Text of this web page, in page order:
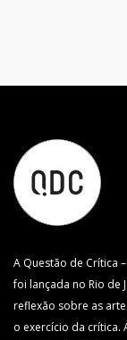
A Questão de Crítica
foi lançada no Rio de
reflexão sobre as
o exercício da crítica.